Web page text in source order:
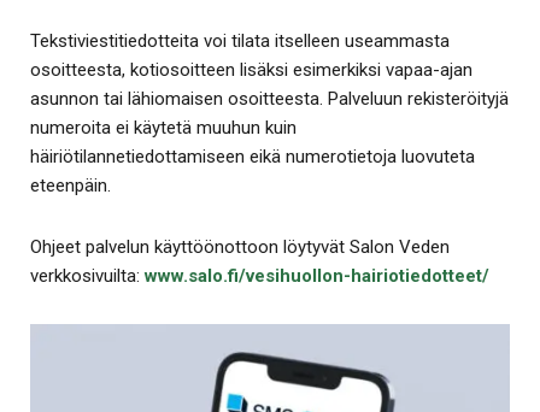
Tekstiviestitiedotteita voi tilata itselleen useammasta
osoitteesta, kotiosoitteen lisäksi esimerkiksi vapaa-ajan
asunnon tai lähiomaisen osoitteesta. Palveluun rekisteröityjä
numeroita ei käytetä muuhun kuin
häiriötilannetiedottamiseen eikä numerotietoja luovuteta
eteenpäin.
Ohjeet palvelun käyttöönottoon löytyvät Salon Veden
verkkosivuilta:www.salo.fi/vesihuollon-hairiotiedotteet/